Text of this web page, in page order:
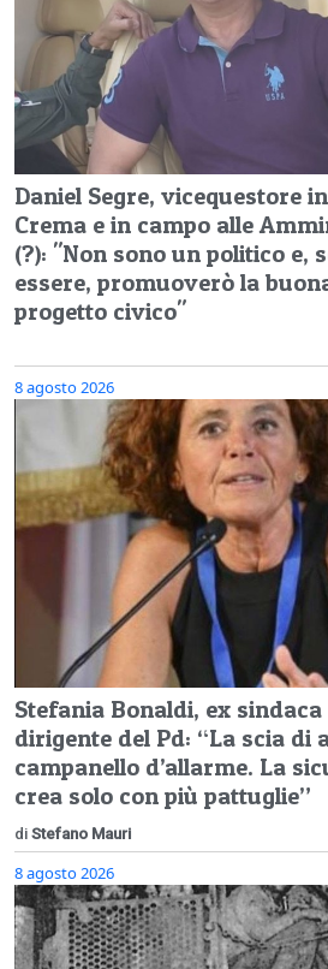
Daniel Segre, vicequestore
Crema e in campo alle
(?): "Non sono un politico e,
essere, promuoverò la
progetto civico"
8 agosto 2026
Stefania Bonaldi, ex sindaca
dirigente del Pd: “La scia di
campanello d’allarme. La
crea solo con più pattuglie”
di Stefano Mauri
8 agosto 2026